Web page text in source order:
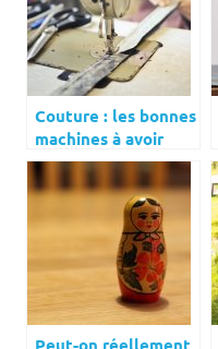
Couture : les bonnes
machines à avoir
chez soi
Peut-on réellement